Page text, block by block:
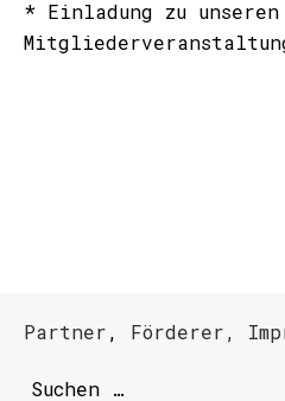
* Einladung zu unseren
Partner, Förderer,